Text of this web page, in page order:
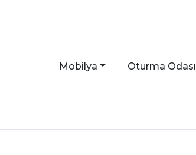
Mobilya Oturma Odası